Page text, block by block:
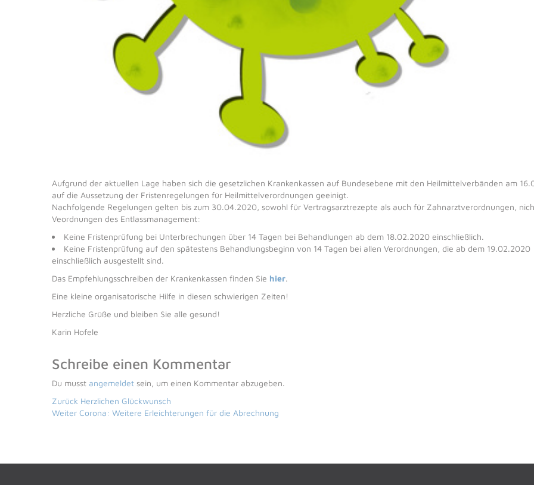
Aufgrund der aktuellen Lage haben sich die gesetzlichen Krankenkassen auf Bundesebene mit den Heilmittelverbänden am
auf die Aussetzung der Fristenregelungen für Heilmittelverordnungen geeinigt.
Nachfolgende Regelungen gelten bis zum 30.04.2020, sowohl für Vertragsarztrezepte als auch für Zahnarztverordnungen,
Veordnungen des Entlassmanagement:
Keine Fristenprüfung bei Unterbrechungen über 14 Tagen bei Behandlungen ab dem 18.02.2020 einschließlich.
Keine Fristenprüfung auf den spätestens Behandlungsbeginn von 14 Tagen bei allen Verordnungen, die ab dem 19.02.2020
einschließlich ausgestellt sind.
Das Empfehlungsschreiben der Krankenkassen finden Sie hier.
Eine kleine organisatorische Hilfe in diesen schwierigen Zeiten!
Herzliche Grüße und bleiben Sie alle gesund!
Karin Hofele
Schreibe einen Kommentar
Du musst angemeldet sein, um einen Kommentar abzugeben.
BEITRAGS-
NAVIGATION
Zurück Vorheriger
Beitrag:
Herzlichen Glückwunsch
Weiter Nächster
Corona: Weitere Erleichterungen für die Abrechnung